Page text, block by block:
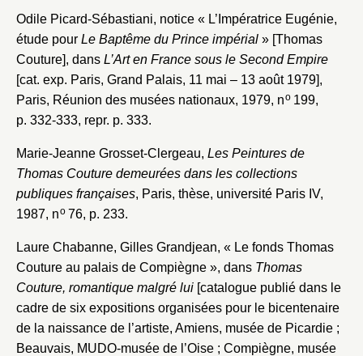
Odile Picard-Sébastiani, notice « L’Impératrice Eugénie,
étude pour Le Baptême du Prince impérial » [Thomas
Couture], dans L’Art en France sous le Second Empire
[cat. exp. Paris, Grand Palais, 11 mai – 13 août 1979],
Paris, Réunion des musées nationaux, 1979, no199,
p. 332-333, repr. p. 333.
Marie-Jeanne Grosset-Clergeau, Les Peintures de
Thomas Couture demeurées dans les collections
publiques françaises, Paris, thèse, université Paris IV,
1987, no76, p. 233.
Laure Chabanne, Gilles Grandjean, « Le fonds Thomas
Couture au palais de Compiègne », dans Thomas
Couture, romantique malgré lui [catalogue publié dans le
cadre de six expositions organisées pour le bicentenaire
de la naissance de l’artiste, Amiens, musée de Picardie ;
Beauvais, MUDO-musée de l’Oise ; Compiègne, musée